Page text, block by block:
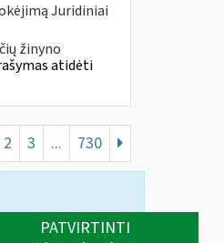
Juridiniai
žinyno
atidėti
2 3 ... 730
PATVIRTINTI